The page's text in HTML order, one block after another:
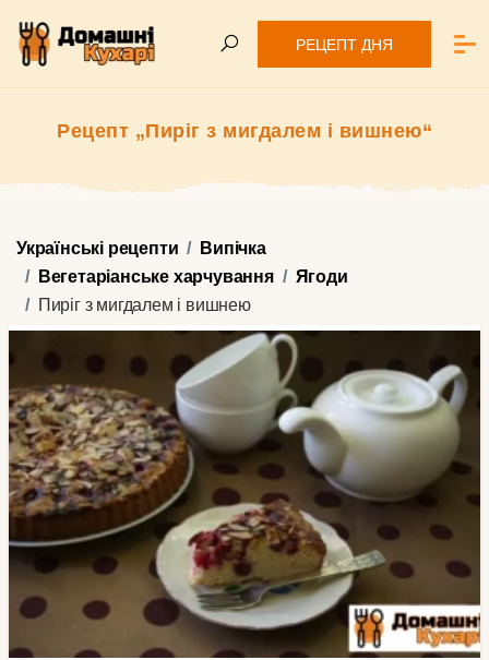
РЕЦЕПТ ДНЯ
Рецепт „Пиріг з мигдалем і вишнею“
Українські рецепти
Випічка
Вегетаріанське харчування
Ягоди
Пиріг з мигдалем і вишнею